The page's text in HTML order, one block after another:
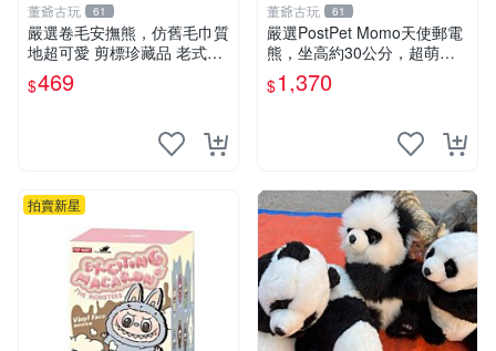
董爺古玩 61
嚴選卷毛安撫熊，仿舊毛巾質
地超可愛 剪標珍藏品 老式毛
巾質地 安撫熊 款式
$469
董爺古玩 61
嚴選PostPet Momo天使郵電
熊，坐高約30公分，超萌可
愛收藏首選 天使郵電熊 Mom
o熊 玩具
$1,370
拍賣新星